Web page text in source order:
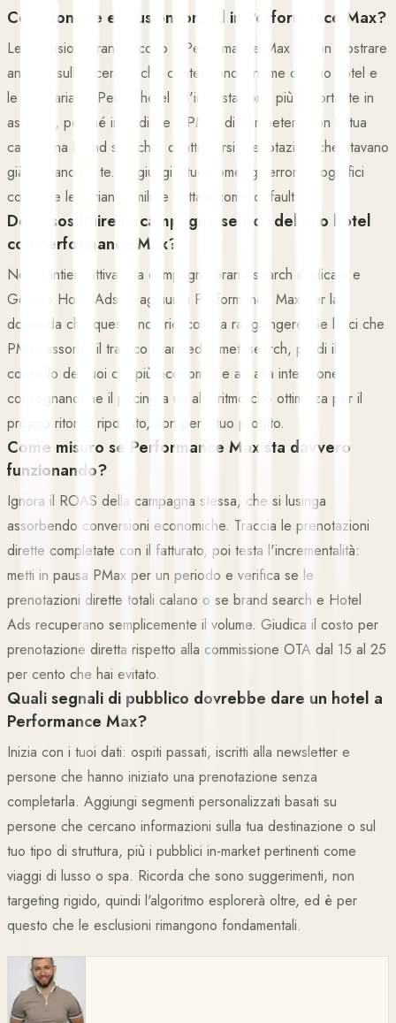
Cosa sono le esclusioni brand in Performance Max?
Le esclusioni brand dicono a Performance Max di non mostrare
annunci sulle ricerche che contengono il nome del tuo hotel e
le sue varianti. Per gli hotel è l'impostazione più importante in
assoluto, perché impedisce a PMax di competere con la tua
campagna brand search e di attribuirsi prenotazioni che stavano
già arrivando a te. Aggiungi il tuo nome, gli errori ortografici
comuni e le varianti simili, e trattala come default.
Devo sostituire le campagne search del mio hotel
con Performance Max?
No. Mantieni attiva una campagna brand search dedicata e
Google Hotel Ads, e aggiungi Performance Max per la
domanda che queste non riescono a raggiungere. Se lasci che
PMax assorba il traffico branded e metasearch, perdi il
controllo dei tuoi clic più economici e ad alta intenzione,
consegnandone il pricing a un algoritmo che ottimizza per il
proprio ritorno riportato, non per il tuo profitto.
Come misuro se Performance Max sta davvero
funzionando?
Ignora il ROAS della campagna stessa, che si lusinga
assorbendo conversioni economiche. Traccia le prenotazioni
dirette completate con il fatturato, poi testa l'incrementalità:
metti in pausa PMax per un periodo e verifica se le
prenotazioni dirette totali calano o se brand search e Hotel
Ads recuperano semplicemente il volume. Giudica il costo per
prenotazione diretta rispetto alla commissione OTA dal 15 al 25
per cento che hai evitato.
Quali segnali di pubblico dovrebbe dare un hotel a
Performance Max?
Inizia con i tuoi dati: ospiti passati, iscritti alla newsletter e
persone che hanno iniziato una prenotazione senza
completarla. Aggiungi segmenti personalizzati basati su
persone che cercano informazioni sulla tua destinazione o sul
tuo tipo di struttura, più i pubblici in-market pertinenti come
viaggi di lusso o spa. Ricorda che sono suggerimenti, non
targeting rigido, quindi l'algoritmo esplorerà oltre, ed è per
questo che le esclusioni rimangono fondamentali.